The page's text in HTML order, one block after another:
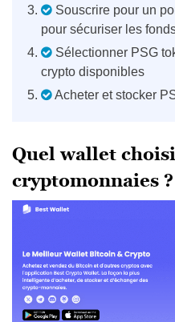
Souscrire pour un
pour sécuriser les
Sélectionner PSG
crypto disponibles
Acheter et stocker
Quel wallet
cryptomonnaies ?